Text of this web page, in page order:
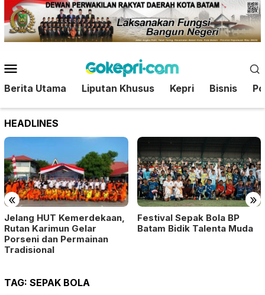
Loncat
ke
konten
Mobile
Berita Utama Liputan Khusus Kepri Bisnis
HEADLINES
« »
Jelang HUT Kemerdekaan,
Rutan Karimun Gelar
Porseni dan Permainan
Tradisional
Festival Sepak Bola BP
Batam Bidik Talenta Muda
TAG: SEPAK BOLA